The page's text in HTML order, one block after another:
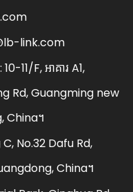
link.com
11/F, អាគារ A1,
Rd, Guangming new
China។
No.32 Dafu Rd,
China។